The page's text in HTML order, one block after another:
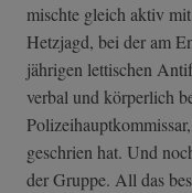
mischte gleich aktiv
Hetzjagd, bei der am
jährigen lettischen
verbal und körperlich
geschrien hat. Und
der Gruppe. All das